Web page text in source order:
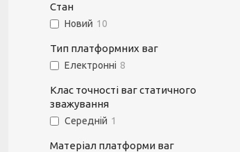
Стан
Новий 10
Тип платформних ваг
Електронні 8
Клас точності ваг статичного
зважування
Середній 1
Матеріал платформи ваг